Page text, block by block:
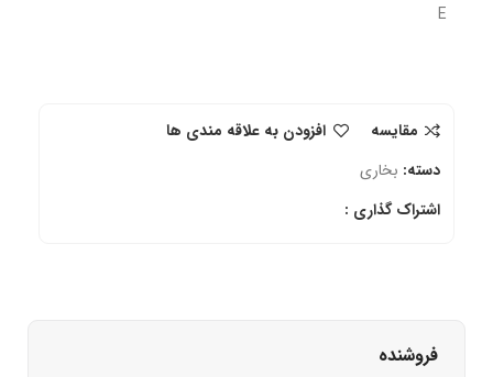
E
مقایسه
افزودن به علاقه مندی ها
دسته: بخاری
اشتراک گذاری :
فروشنده